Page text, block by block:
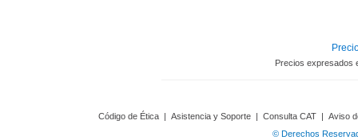
Precios expresados
Código de Ética | Asistencia y Soporte | Consulta CAT | Aviso
© Derechos